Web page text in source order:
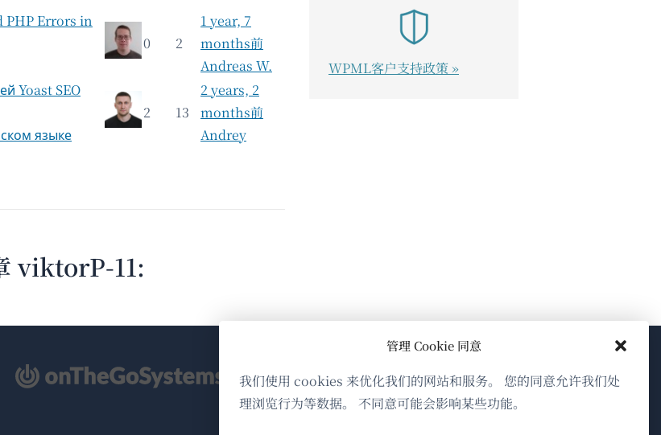
管理 Cookie 同意
我们使用 cookies 来优化我们的网站和服务。 您的同意允许我们处
理浏览行为等数据。 不同意可能会影响某些功能。
Errors in
0 2
1 year, 7
months前
Andreas W.
Yoast SEO
языке
2 13
2 years, 2
months前
Andrey
viktorP-11:
WPML客户支持政策 »
关于WPML
GDPR与隐私政策